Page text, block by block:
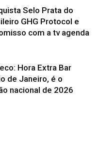
Selo Prata do
GHG Protocol e
com a tv agenda
Hora Extra Bar
de Janeiro, é o
nacional de 2026